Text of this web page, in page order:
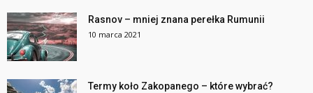
Rasnov – mniej znana perełka Rumunii
10 marca 2021
Termy koło Zakopanego – które wybrać?